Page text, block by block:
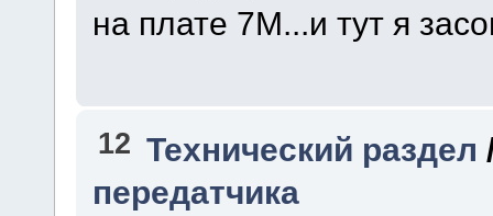
на плате 7М...и тут я
12 Технический раздел
передатчика